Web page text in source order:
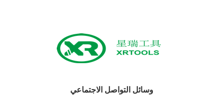
وسائل التواصل الاجتماعي